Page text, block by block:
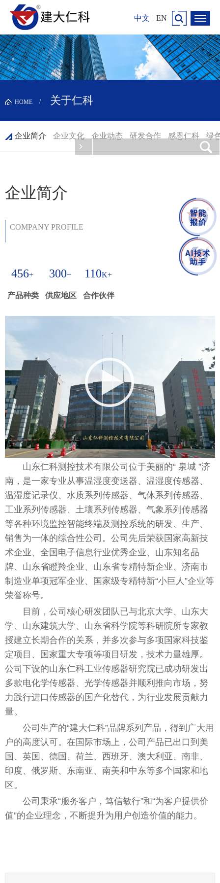
中文 | EN
HOME 关于仁科
企业简介 企业文化 企业动态 研发合作 感恩仁科 绿
企业简介
COMPANY PROFILE 更新时间：2026-08-06
476+
产品种类
300+
供应地区
110K+
合作伙伴
山东仁科测控技术有限公司位于美丽的“ 泉城 ”济
南，是一家专业从事温湿度变送器、温湿度传感器、
温湿度记录仪、水质系列传感器、气体系列传感器、
工业系列传感器、土壤系列传感器、气象系列传感器
等各种环境监控智能终端及测控系统的研发、生产、
销售为一体的综合性公司。公司先后荣获国家高新技
术企业、全国电子信息行业优秀企业、山东知名品
牌、山东省瞪羚企业、山东省专精特新企业、济南市
制造业单项冠军企业、国家级专精特新“小巨人”企业等
荣誉称号。
目前，公司核心研发团队已与北京大学、山东大
学、山东建筑大学、山东省科学院等科研院所专家教
授建立长期合作的关系，并多次参与多项国家科技鉴
定项目、国家重大专项等项目研发，技术力量雄厚。
公司下设的山东仁科工业传感器研究院已成功研发出
多款电化学传感器、光学传感器并顺利推向市场，努
力践行进口传感器的国产化替代，为行业发展贡献力
量。
公司生产的“建大仁科”品牌系列产品，得到广大用
户的高度认可。在国际市场上，公司产品已出口到美
国、英国、德国、荷兰、西班牙、澳大利亚、南非、
印度、俄罗斯、东南亚、南美和中东等多个国家和地
区。
公司秉承“服务客户，笃信敏行”和“为客户提供价
值”的企业理念，不断提升为用户创造价值的能力。